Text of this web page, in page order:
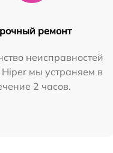
ремонт
неисправностей
Hiper мы устраняем в
2 часов.